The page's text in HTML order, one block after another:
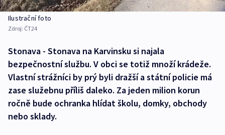
Ilustrační foto
Zdroj: ČT24
Stonava - Stonava na Karvinsku si najala
bezpečnostní službu. V obci se totiž množí krádeže.
Vlastní strážníci by prý byli dražší a státní policie má
zase služebnu příliš daleko. Za jeden milion korun
ročně bude ochranka hlídat školu, domky, obchody
nebo sklady.